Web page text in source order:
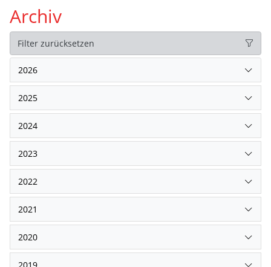
Archiv
Filter zurücksetzen
2026
2025
2024
2023
2022
2021
2020
2019